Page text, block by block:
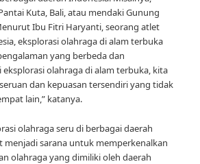
Kuta, Bali, atau mendaki Gunung
Ibu Fitri Haryanti, seorang atlet
eksplorasi olahraga di alam terbuka
yang berbeda dan
eksplorasi olahraga di alam terbuka, kita
dan kepuasan tersendiri yang tidak
lain,” katanya.
olahraga seru di berbagai daerah
menjadi sarana untuk memperkenalkan
olahraga yang dimiliki oleh daerah